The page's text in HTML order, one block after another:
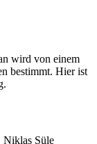
wird von einem
bestimmt. Hier ist
Niklas Süle